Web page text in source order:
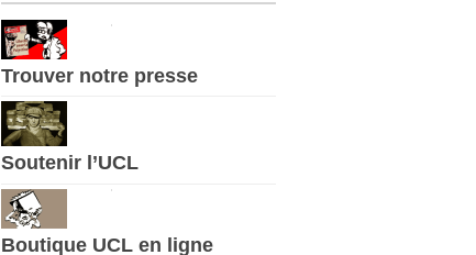
Trouver notre presse
Soutenir l’UCL
Boutique UCL en ligne